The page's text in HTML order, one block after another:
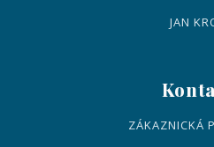
JAN
ZÁKAZNICKÁ